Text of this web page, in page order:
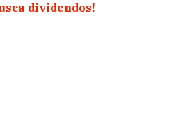
dividendos!